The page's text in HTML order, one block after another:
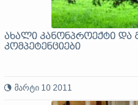
ახალი კანონპროექტი და
კომპეტენციები
მარტი 10 2011